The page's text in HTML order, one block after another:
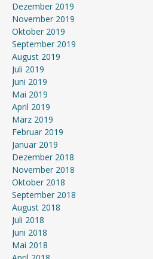
Dezember 2019
November 2019
Oktober 2019
September 2019
August 2019
Juli 2019
Juni 2019
Mai 2019
April 2019
März 2019
Februar 2019
Januar 2019
Dezember 2018
November 2018
Oktober 2018
September 2018
August 2018
Juli 2018
Juni 2018
Mai 2018